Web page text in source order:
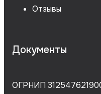
Отзывы
Документы
ОГРНИП